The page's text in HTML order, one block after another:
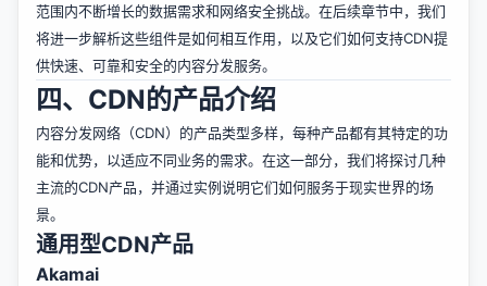
范围内不断增长的数据需求和网络安全挑战。在后续章节中，我们
将进一步解析这些组件是如何相互作用，以及它们如何支持CDN提
供快速、可靠和安全的内容分发服务。
四、CDN的产品介绍
内容分发网络（CDN）的产品类型多样，每种产品都有其特定的功
能和优势，以适应不同业务的需求。在这一部分，我们将探讨几种
主流的CDN产品，并通过实例说明它们如何服务于现实世界的场
景。
通用型CDN产品
Akamai